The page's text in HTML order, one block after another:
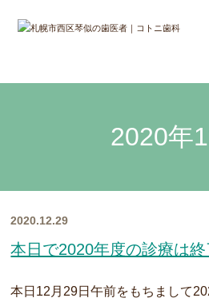
2020年
2020.12.29
本日で2020年度の診療は
本日12月29日午前をもちまして